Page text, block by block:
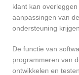
klant kan
aanpassingen van
ondersteuning
De functie van
programmeren van
ontwikkelen en